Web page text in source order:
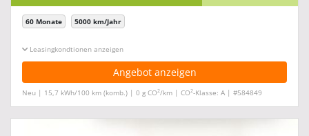
60 Monate 5000 km/Jahr
Leasingkonditionen ein-/ausblenden
Angebot anzeigen
Neu | 15,7 kWh/100 km (komb.) | 0 g CO2/km | CO2-Klasse: A | #584849